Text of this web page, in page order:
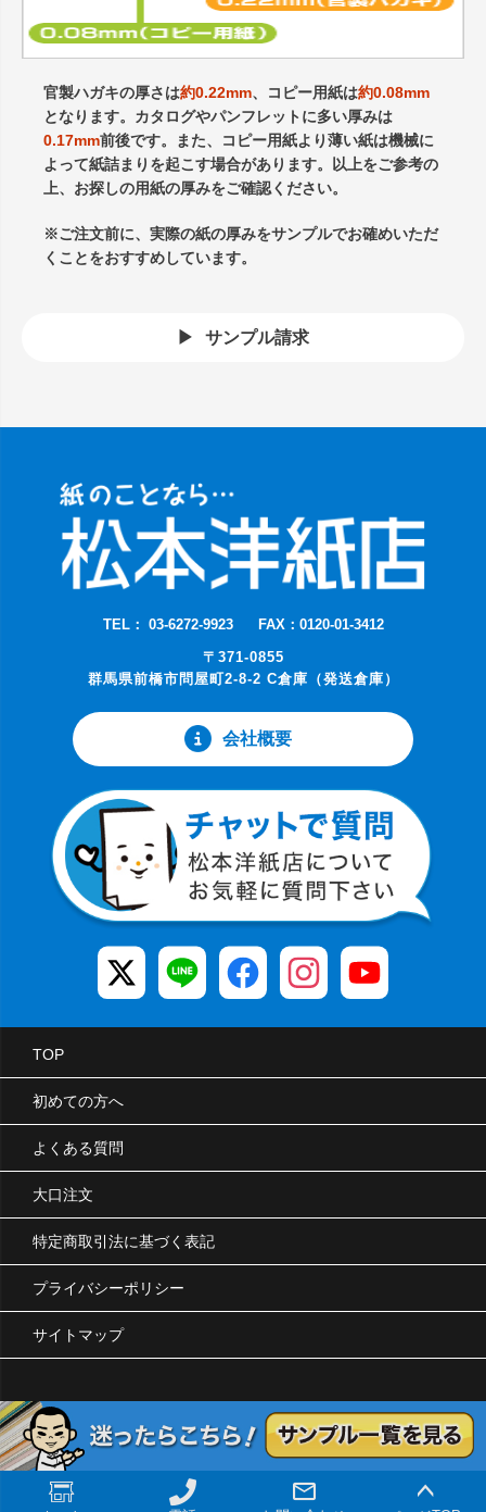
官製ハガキの厚さは約0.22mm、コピー用紙は約0.08mm
となります。カタログやパンフレットに多い厚みは
0.17mm前後です。また、コピー用紙より薄い紙は機械に
よって紙詰まりを起こす場合があります。以上をご参考の
上、お探しの用紙の厚みをご確認ください。
※ご注文前に、実際の紙の厚みをサンプルでお確めいただ
くことをおすすめしています。
サンプル請求
TEL： 03-6272-9923
FAX：0120-01-3412
〒371-0855
群馬県前橋市問屋町2-8-2 C倉庫（発送倉庫）
会社概要
TOP
初めての方へ
よくある質問
大口注文
特定商取引法に基づく表記
プライバシーポリシー
サイトマップ